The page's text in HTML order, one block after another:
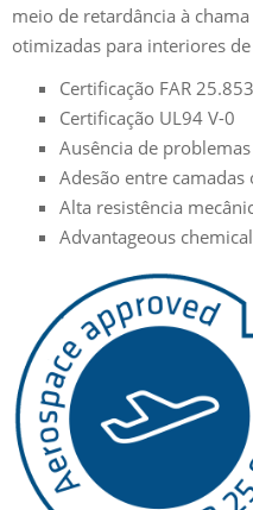
meio de retardância à
otimizadas para interiores
Certificação FAR 25.853
Certificação UL94 V-0
Ausência de
Adesão entre camadas
Alta resistência
Advantageous